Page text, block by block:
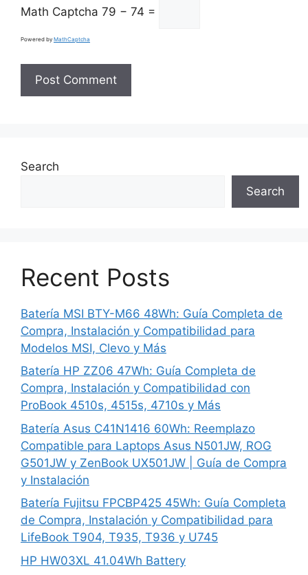
Math Captcha 79 − 74 =
Powered by MathCaptcha
Search
Search
Recent Posts
Batería MSI BTY-M66 48Wh: Guía Completa de
Compra, Instalación y Compatibilidad para
Modelos MSI, Clevo y Más
Batería HP ZZ06 47Wh: Guía Completa de
Compra, Instalación y Compatibilidad con
ProBook 4510s, 4515s, 4710s y Más
Batería Asus C41N1416 60Wh: Reemplazo
Compatible para Laptops Asus N501JW, ROG
G501JW y ZenBook UX501JW | Guía de Compra
y Instalación
Batería Fujitsu FPCBP425 45Wh: Guía Completa
de Compra, Instalación y Compatibilidad para
LifeBook T904, T935, T936 y U745
HP HW03XL 41.04Wh Battery